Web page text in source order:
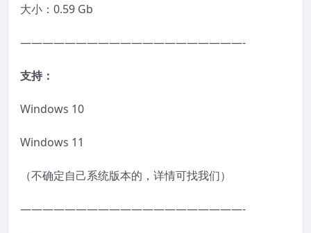
大小：0.59 Gb
————————————————————-
支持：
Windows 10
Windows 11
（不确定自己系统版本的，详情可找我们）
————————————————————-